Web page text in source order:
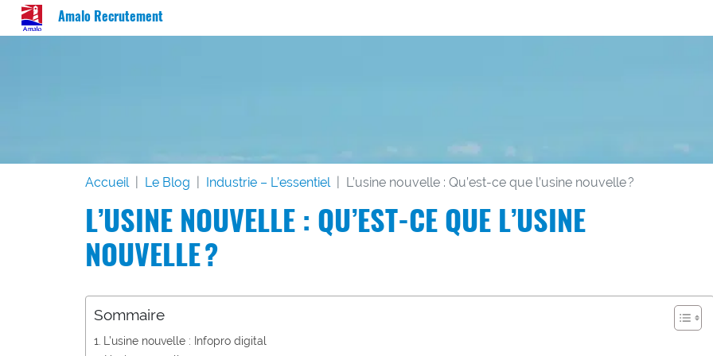
Amalo Recrutement
Accueil Le Blog Industrie – L’essentiel L’usine nouvelle : Qu’est-ce que l’usine nouvelle ?
L’USINE NOUVELLE : QU’EST-CE QUE L’USINE
NOUVELLE ?
Sommaire
L’usine nouvelle : Infopro digital